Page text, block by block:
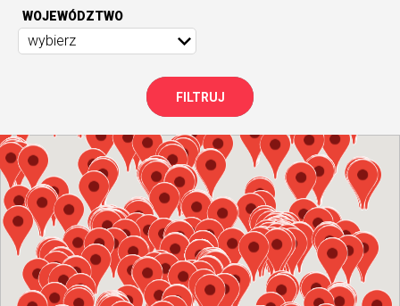
WOJEWÓDZTWO
wybierz
FILTRUJ